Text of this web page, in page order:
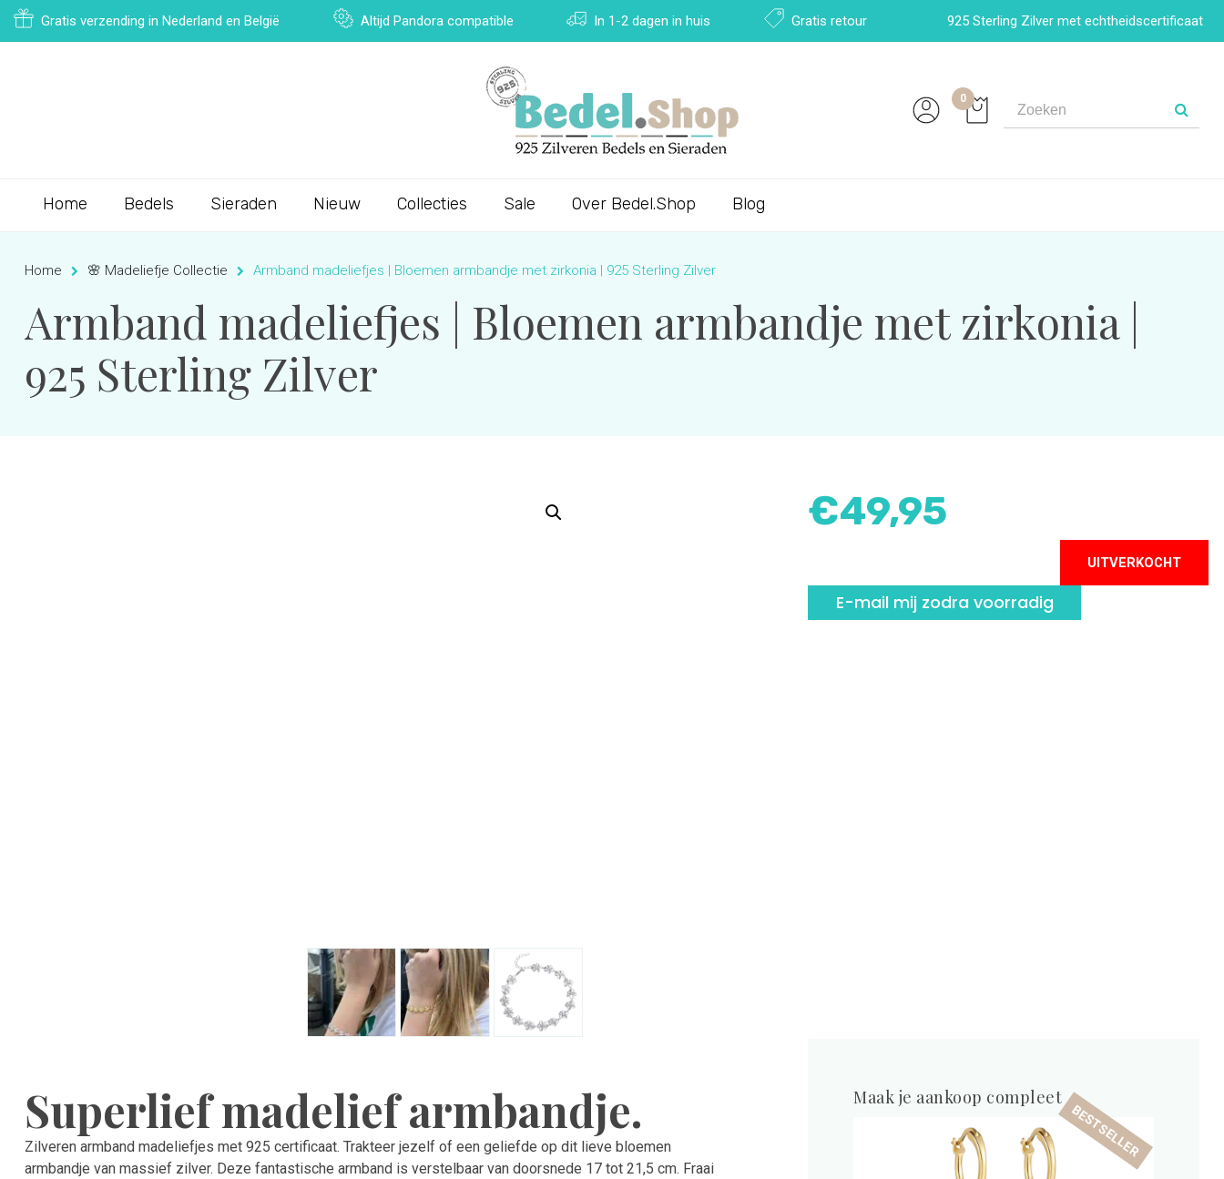
Gratis verzending in Nederland en België Altijd Pandora compatible In 1-2 dagen in huis Gratis retour 925 Sterling Zilver met echtheidscertificaat
0
Home Bedels Sieraden Nieuw Collecties Sale Over Bedel.Shop Blog
Home 🌸 Madeliefje Collectie Armband madeliefjes | Bloemen armbandje met zirkonia | 925 Sterling Zilver
Armband madeliefjes | Bloemen armbandje met zirkonia |
925 Sterling Zilver
€49,95
UITVERKOCHT
E-mail mij zodra voorradig
Superlief madelief armbandje.
Zilveren armband madeliefjes met 925 certificaat. Trakteer jezelf of een geliefde op dit lieve bloemen
armbandje van massief zilver. Deze fantastische armband is verstelbaar van doorsnede 17 tot 21,5 cm. Fraai
Maak je aankoop compleet
BESTSELLER